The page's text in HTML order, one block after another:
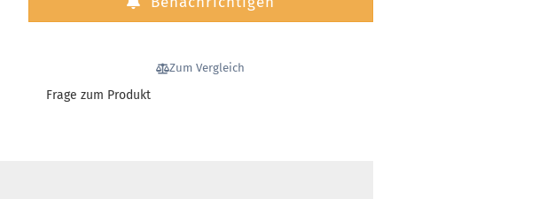
Zum Vergleich
Frage zum Produkt